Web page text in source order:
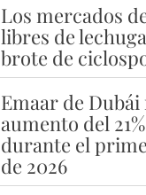
Los mercados
libres de
brote de
Emaar de
aumento del
durante el
de 2026